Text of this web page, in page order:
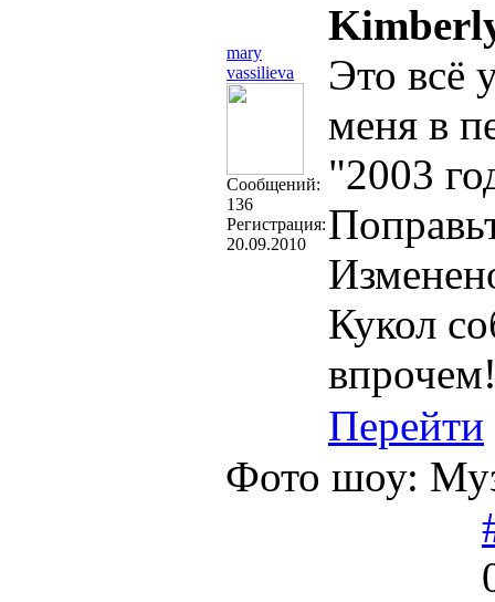
mary
vassilieva
Cообщений:
136
Регистрация:
20.09.2010
Это всё
меня в
"2003
Кукол
Перейти
Фото шоу: